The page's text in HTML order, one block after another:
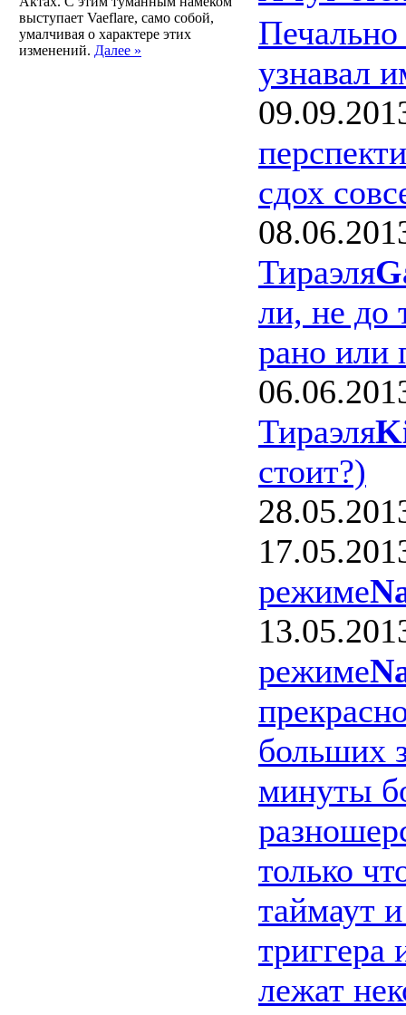
выступает Vaeflare, само собой,
умалчивая о характере этих
изменений. Далее »
Печально
узнавал
сдох
Тираэля
ли, не до
рано или
Тираэля
стоит?)
режиме
режиме
больших
минуты
только
таймаут
лежат